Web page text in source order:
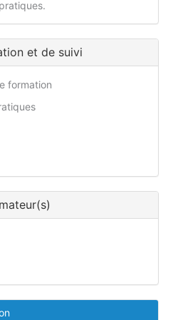
et de suivi
formation